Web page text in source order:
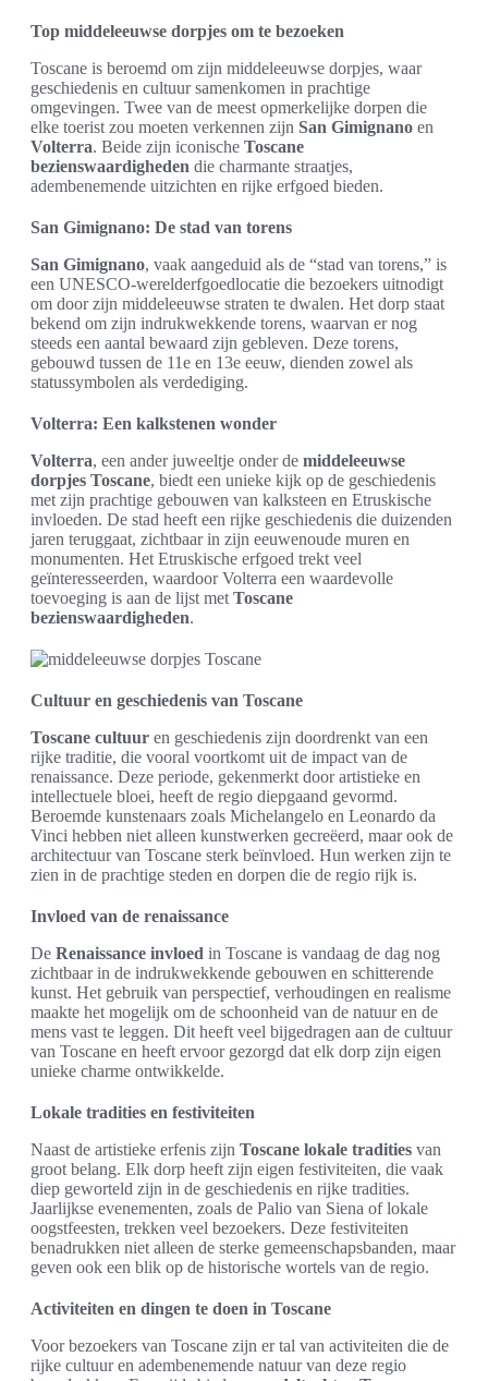
Top middeleeuwse dorpjes om te bezoeken
Toscane is beroemd om zijn middeleeuwse dorpjes, waar
geschiedenis en cultuur samenkomen in prachtige
omgevingen. Twee van de meest opmerkelijke dorpen die
elke toerist zou moeten verkennen zijn San Gimignano en
Volterra. Beide zijn iconische Toscane
bezienswaardigheden die charmante straatjes,
adembenemende uitzichten en rijke erfgoed bieden.
San Gimignano: De stad van torens
San Gimignano, vaak aangeduid als de “stad van torens,” is
een UNESCO-werelderfgoedlocatie die bezoekers uitnodigt
om door zijn middeleeuwse straten te dwalen. Het dorp staat
bekend om zijn indrukwekkende torens, waarvan er nog
steeds een aantal bewaard zijn gebleven. Deze torens,
gebouwd tussen de 11e en 13e eeuw, dienden zowel als
statussymbolen als verdediging.
Volterra: Een kalkstenen wonder
Volterra, een ander juweeltje onder de middeleeuwse
dorpjes Toscane, biedt een unieke kijk op de geschiedenis
met zijn prachtige gebouwen van kalksteen en Etruskische
invloeden. De stad heeft een rijke geschiedenis die duizenden
jaren teruggaat, zichtbaar in zijn eeuwenoude muren en
monumenten. Het Etruskische erfgoed trekt veel
geïnteresseerden, waardoor Volterra een waardevolle
toevoeging is aan de lijst met Toscane
bezienswaardigheden.
Cultuur en geschiedenis van Toscane
Toscane cultuur en geschiedenis zijn doordrenkt van een
rijke traditie, die vooral voortkomt uit de impact van de
renaissance. Deze periode, gekenmerkt door artistieke en
intellectuele bloei, heeft de regio diepgaand gevormd.
Beroemde kunstenaars zoals Michelangelo en Leonardo da
Vinci hebben niet alleen kunstwerken gecreëerd, maar ook de
architectuur van Toscane sterk beïnvloed. Hun werken zijn te
zien in de prachtige steden en dorpen die de regio rijk is.
Invloed van de renaissance
De Renaissance invloed in Toscane is vandaag de dag nog
zichtbaar in de indrukwekkende gebouwen en schitterende
kunst. Het gebruik van perspectief, verhoudingen en realisme
maakte het mogelijk om de schoonheid van de natuur en de
mens vast te leggen. Dit heeft veel bijgedragen aan de cultuur
van Toscane en heeft ervoor gezorgd dat elk dorp zijn eigen
unieke charme ontwikkelde.
Lokale tradities en festiviteiten
Naast de artistieke erfenis zijn Toscane lokale tradities van
groot belang. Elk dorp heeft zijn eigen festiviteiten, die vaak
diep geworteld zijn in de geschiedenis en rijke tradities.
Jaarlijkse evenementen, zoals de Palio van Siena of lokale
oogstfeesten, trekken veel bezoekers. Deze festiviteiten
benadrukken niet alleen de sterke gemeenschapsbanden, maar
geven ook een blik op de historische wortels van de regio.
Activiteiten en dingen te doen in Toscane
Voor bezoekers van Toscane zijn er tal van activiteiten die de
rijke cultuur en adembenemende natuur van deze regio